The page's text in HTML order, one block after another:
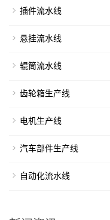
插件流水线
悬挂流水线
辊筒流水线
齿轮箱生产线
电机生产线
汽车部件生产线
自动化流水线